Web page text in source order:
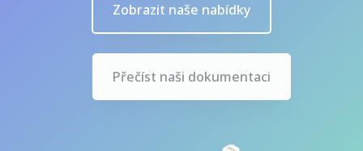
Zobrazit naše nabídky
Přečíst naši dokumentaci